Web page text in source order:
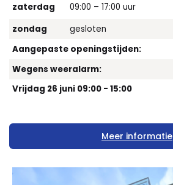
zaterdag
09:00 – 17:00 uur
zondag
gesloten
Aangepaste openingstijden:
Wegens weeralarm:
Vrijdag 26 juni 09:00 - 15:00
Meer informatie